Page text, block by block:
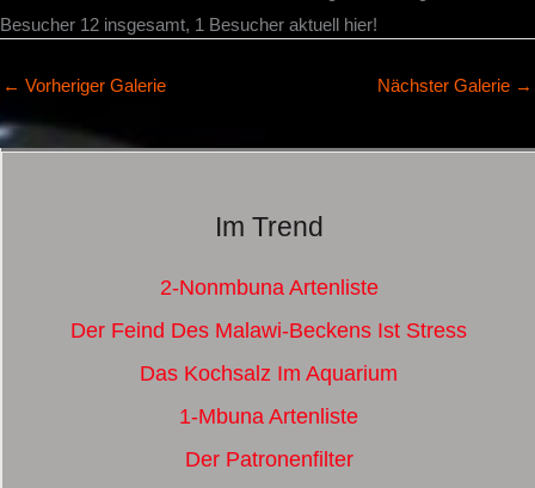
Besucher 12 insgesamt, 1 Besucher aktuell hier!
← Vorheriger Galerie Nächster Galerie →
Im Trend
2-Nonmbuna Artenliste
Der Feind Des Malawi-Beckens Ist Stress
Das Kochsalz Im Aquarium
1-Mbuna Artenliste
Der Patronenfilter